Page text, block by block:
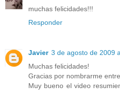
muchas felicidades!!!
Responder
Javier 3 de agosto de 2009
Muchas felicidades!
Gracias por nombrarme
Muy bueno el video